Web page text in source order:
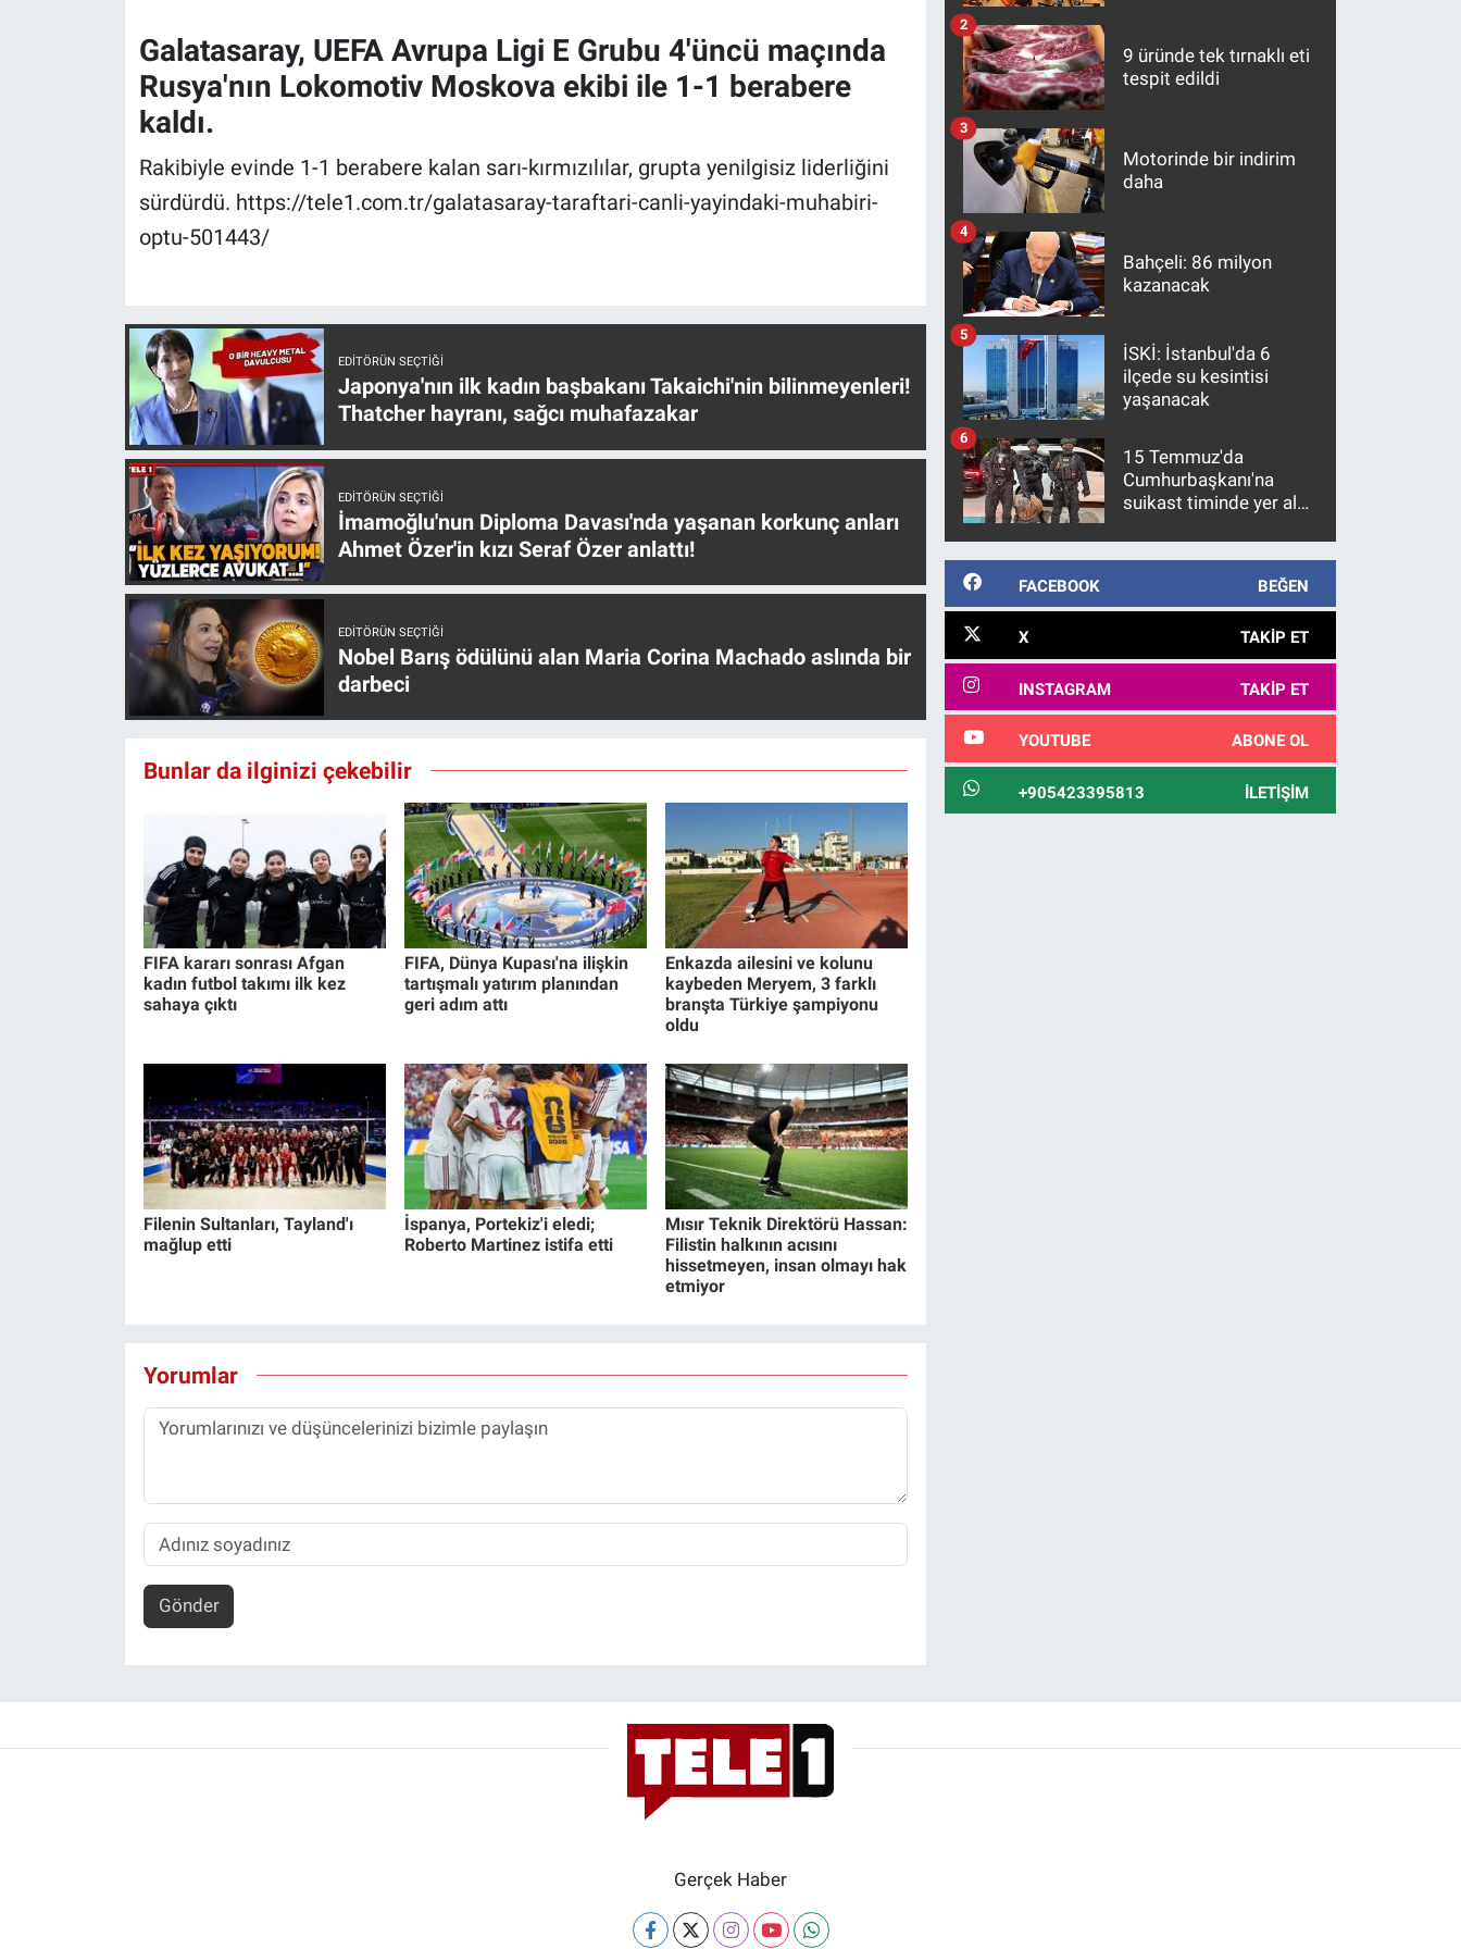
Galatasaray, UEFA Avrupa Ligi E Grubu 4'üncü maçında
Rusya'nın Lokomotiv Moskova ekibi ile 1-1 berabere
kaldı.
Rakibiyle evinde 1-1 berabere kalan sarı-kırmızılılar, grupta yenilgisiz liderliğini
sürdürdü. https://tele1.com.tr/galatasaray-taraftari-canli-yayindaki-muhabiri-
optu-501443/
EDITÖRÜN SEÇTIĞI
Japonya'nın ilk kadın başbakanı Takaichi'nin bilinmeyenleri!
Thatcher hayranı, sağcı muhafazakar
EDITÖRÜN SEÇTIĞI
İmamoğlu'nun Diploma Davası'nda yaşanan korkunç anları
Ahmet Özer'in kızı Seraf Özer anlattı!
EDITÖRÜN SEÇTIĞI
Nobel Barış ödülünü alan Maria Corina Machado aslında bir
darbeci
Bunlar da ilginizi çekebilir
FIFA kararı sonrası Afgan
kadın futbol takımı ilk kez
sahaya çıktı
FIFA, Dünya Kupası'na ilişkin
tartışmalı yatırım planından
geri adım attı
Enkazda ailesini ve kolunu
kaybeden Meryem, 3 farklı
branşta Türkiye şampiyonu
oldu
Filenin Sultanları, Tayland'ı
mağlup etti
İspanya, Portekiz'i eledi;
Roberto Martinez istifa etti
Mısır Teknik Direktörü Hassan:
Filistin halkının acısını
hissetmeyen, insan olmayı hak
etmiyor
Yorumlar
Gönder
9 üründe tek tırnaklı eti
tespit edildi
2
Motorinde bir indirim
daha
3
Bahçeli: 86 milyon
kazanacak
4
İSKİ: İstanbul'da 6
ilçede su kesintisi
yaşanacak
5
15 Temmuz'da
Cumhurbaşkanı'na
suikast timinde yer alan
10 yıl sonra yakalandı
6
FACEBOOK BEĞEN
X TAKIP ET
INSTAGRAM TAKIP ET
YOUTUBE ABONE OL
+905423395813 İLETIŞIM
Gerçek Haber
Gündem Özel
Günün görüntüsü
Koronavirüs
Kültür Sanat
Ne demişti
Programlar
Türkiye'nin Gündemi
Yerel Gündem
Yerel Yaşam